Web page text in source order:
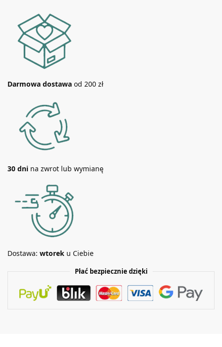
Darmowa dostawa od 200 zł
30 dni na zwrot lub wymianę
Dostawa: wtorek u Ciebie
Płać bezpiecznie dzięki